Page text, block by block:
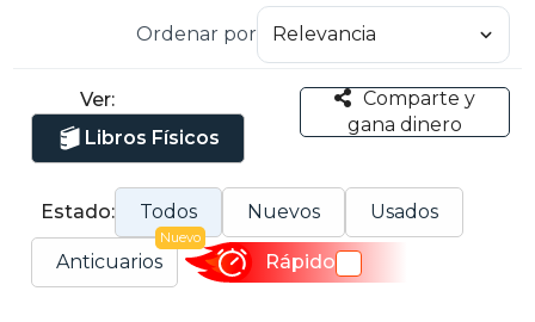
Ordenar por
Ver:
Libros Físicos
Comparte y
gana dinero
Estado: Todos Nuevos Usados
Anticuarios
Nuevo
Rápido